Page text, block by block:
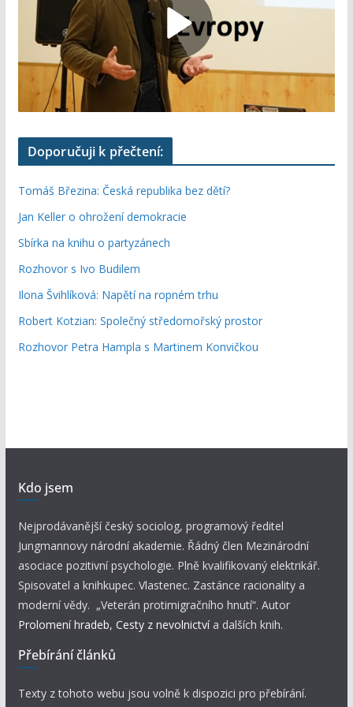
Doporučuji k přečtení:
Tomáš Březina: Česká republika bez dětí?
Jan Keller o ohrožení demokracie
Sbírka na knihu o partyzánech
Rozhovor s Ivo Budilem
Ilona Švihlíková: Napětí na ropném trhu
Robert Kotzian: Společný středomořský prostor
Rozhovor Petra Hampla s Martinem Konvičkou
Kdo jsem
Nejprodávanější český sociolog, programový ředitel
Jungmannovy národní akademie. Řádný člen Mezinárodní
asociace pozitivní psychologie. Plně kvalifikovaný elektrikář.
Spisovatel a knihkupec. Vlastenec. Zastánce racionality a
moderní vědy. „Veterán protimigračního hnutí“. Autor
Prolomení hradeb, Cesty z nevolnictví a dalších knih.
Přebírání článků
Texty z tohoto webu jsou volně k dispozici pro přebírání.